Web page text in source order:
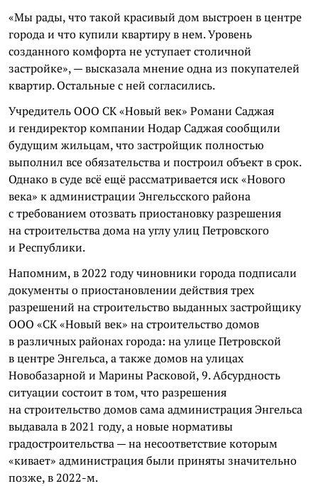
«Мы рады, что такой красивый дом выстроен в центре
города и что купили квартиру в нем. Уровень
созданного комфорта не уступает столичной
застройке», — высказала мнение одна из покупателей
квартир. Остальные с ней согласились.
Учредитель ООО СК «Новый век» Романи Саджая
и гендиректор компании Нодар Саджая сообщили
будущим жильцам, что застройщик полностью
выполнил все обязательства и построил объект в срок.
Однако в суде всё ещё рассматривается иск «Нового
века» к администрации Энгельсского района
с требованием отозвать приостановку разрешения
на строительства дома на углу улиц Петровского
и Республики.
Напомним, в 2022 году чиновники города подписали
документы о приостановлении действия трех
разрешений на строительство выданных застройщику
ООО «СК «Новый век» на строительство домов
в различных районах города: на улице Петровской
в центре Энгельса, а также домов на улицах
Новобазарной и Марины Расковой, 9. Абсурдность
ситуации состоит в том, что разрешения
на строительство домов сама администрация Энгельса
выдавала в 2021 году, а новые нормативы
градостроительства — на несоответствие которым
«кивает» администрация были приняты значительно
позже, в 2022-м.